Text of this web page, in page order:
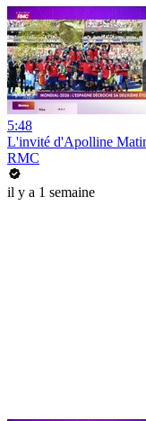
5:48
L'invité d'Apolline
RMC
il y a 1 semaine